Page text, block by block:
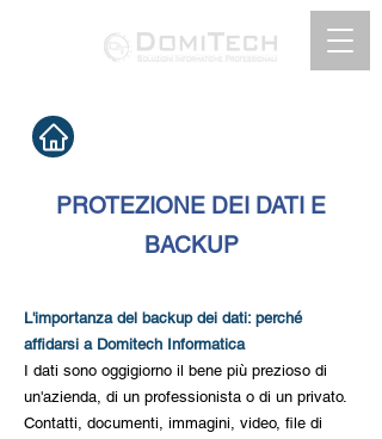
PROTEZIONE DEI DATI E
BACKUP
L'importanza del backup dei dati: perché
affidarsi a Domitech Informatica
I dati sono oggigiorno il bene più prezioso di
un'azienda, di un professionista o di un privato.
Contatti, documenti, immagini, video, file di